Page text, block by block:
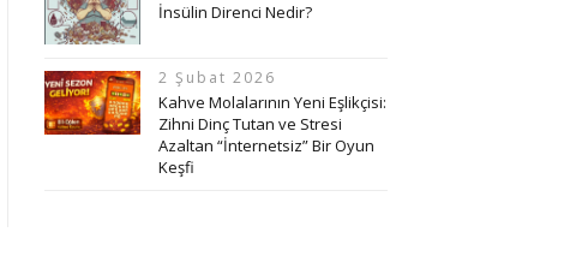
İnsülin Direnci Nedir?
2 Şubat 2026
Kahve Molalarının Yeni Eşlikçisi:
Zihni Dinç Tutan ve Stresi
Azaltan “İnternetsiz” Bir Oyun
Keşfi